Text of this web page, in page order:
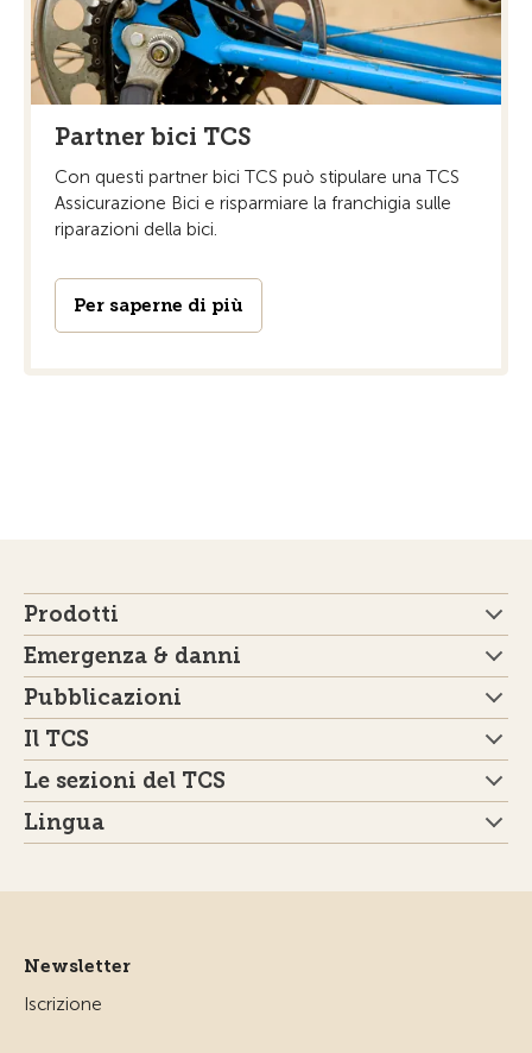
Partner bici TCS
Con questi partner bici TCS può stipulare una TCS
Assicurazione Bici e risparmiare la franchigia sulle
riparazioni della bici.
Per saperne di più
Prodotti
Emergenza & danni
Pubblicazioni
Il TCS
Le sezioni del TCS
Lingua
Newsletter
Iscrizione